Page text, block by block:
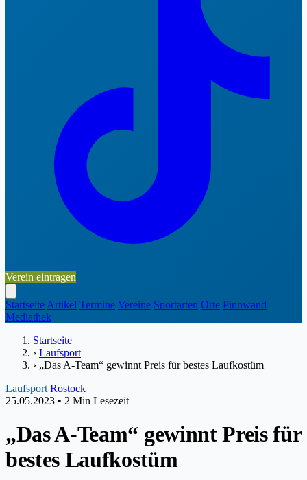
Verein eintragen
Startseite Artikel Termine Vereine Sportarten Orte Pinnwand
Mediathek
Startseite
› Laufsport
› „Das A-Team“ gewinnt Preis für bestes Laufkostüm
Laufsport Rostock
25.05.2023 • 2 Min Lesezeit
„Das A-Team“ gewinnt Preis für
bestes Laufkostüm